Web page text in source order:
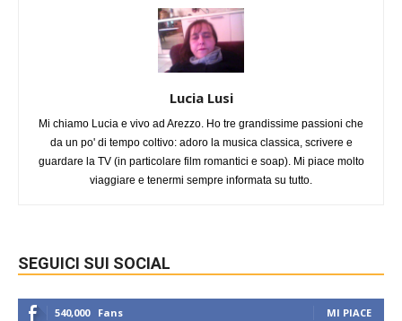
Lucia Lusi
Mi chiamo Lucia e vivo ad Arezzo. Ho tre grandissime passioni che
da un po' di tempo coltivo: adoro la musica classica, scrivere e
guardare la TV (in particolare film romantici e soap). Mi piace molto
viaggiare e tenermi sempre informata su tutto.
SEGUICI SUI SOCIAL
540,000 Fans MI PIACE